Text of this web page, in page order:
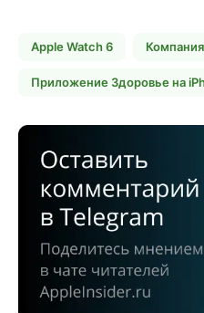
Apple Watch 6
Приложение Здоровье на